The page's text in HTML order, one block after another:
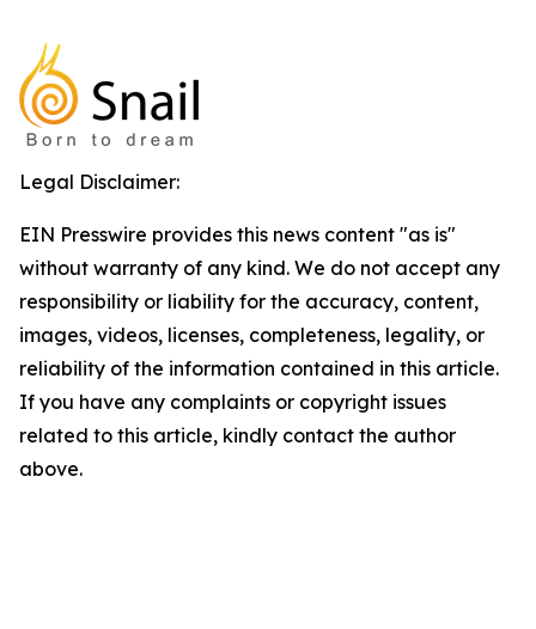
Legal Disclaimer:
EIN Presswire provides this news content "as is"
without warranty of any kind. We do not accept any
responsibility or liability for the accuracy, content,
images, videos, licenses, completeness, legality, or
reliability of the information contained in this article.
If you have any complaints or copyright issues
related to this article, kindly contact the author
above.